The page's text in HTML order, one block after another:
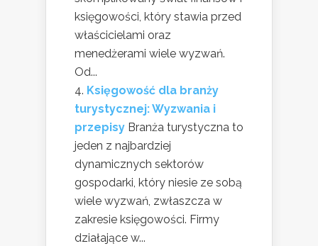
księgowości, który stawia przed
właścicielami oraz
menedżerami wiele wyzwań.
Od...
Księgowość dla branży
turystycznej: Wyzwania i
przepisy Branża turystyczna to
jeden z najbardziej
dynamicznych sektorów
gospodarki, który niesie ze sobą
wiele wyzwań, zwłaszcza w
zakresie księgowości. Firmy
działające w...